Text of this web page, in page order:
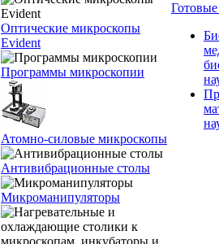
Оптические микроскопы
Evident
Программы микроскопии
Атомно-силовые микроскопы
Антивибрационные столы
Микроманипуляторы